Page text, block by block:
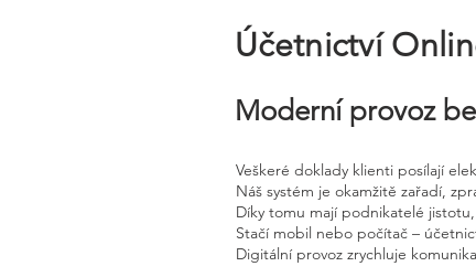
Účetnictví
Moderní provoz
Veškeré doklady klienti posílají
Náš systém je okamžitě zařadí,
Díky tomu mají podnikatelé
Stačí mobil nebo počítač –
Digitální provoz zrychluje